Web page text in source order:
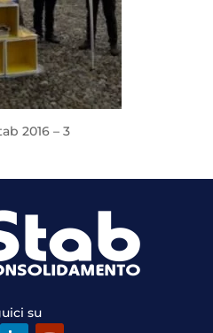
2016 – 3
su